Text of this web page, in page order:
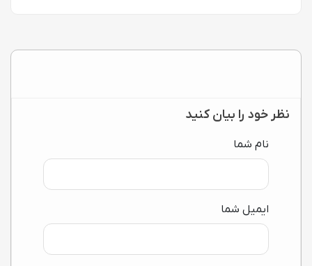
نظر خود را بیان کنید
نام شما
ایمیل شما